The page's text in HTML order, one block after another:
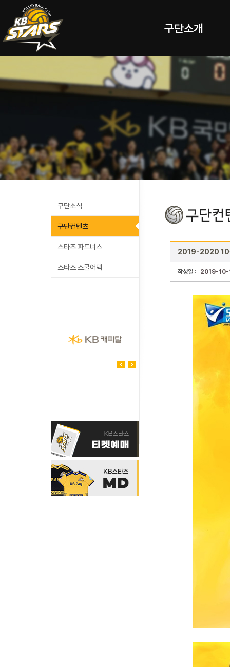
구단소개
구단소식
구단컨텐츠
스타즈 파트너스
스타즈 스쿨어택
2019-2020 10
작성일 : 2019-10-